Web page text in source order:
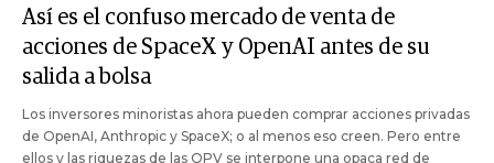
Así es el confuso mercado de venta de
acciones de SpaceX y OpenAI antes de su
salida a bolsa
Los inversores minoristas ahora pueden comprar acciones privadas
de OpenAI, Anthropic y SpaceX; o al menos eso creen. Pero entre
ellos y las riquezas de las OPV se interpone una opaca red de